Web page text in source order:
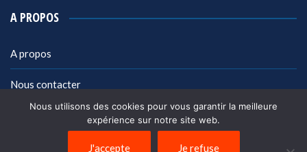
A PROPOS
A propos
Nous contacter
Politique de confidentialité
Nous utilisons des cookies pour vous garantir la meilleure
expérience sur notre site web.
J'accepte Je refuse